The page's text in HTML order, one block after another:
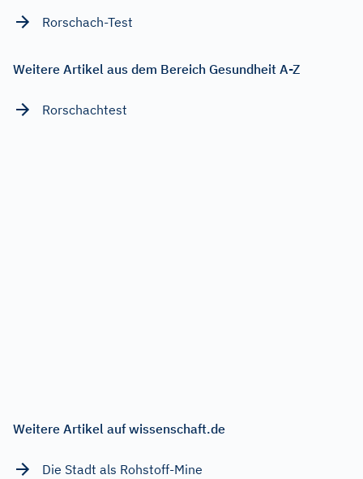
Rorschach-Test
Weitere Artikel aus dem Bereich Gesundheit A-Z
Rorschachtest
Weitere Artikel auf wissenschaft.de
Die Stadt als Rohstoff-Mine